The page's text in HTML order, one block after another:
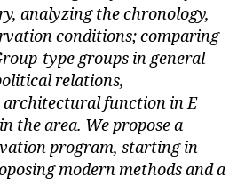
analyzing the chronology,
conditions; comparing
type groups in general
relations,
function in E
the area. We propose a
program, starting in
modern methods and a